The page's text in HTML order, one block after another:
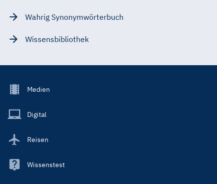
Wahrig Synonymwörterbuch
Wissensbibliothek
Footer
Main
Medien
Digital
Reisen
Wissenstest